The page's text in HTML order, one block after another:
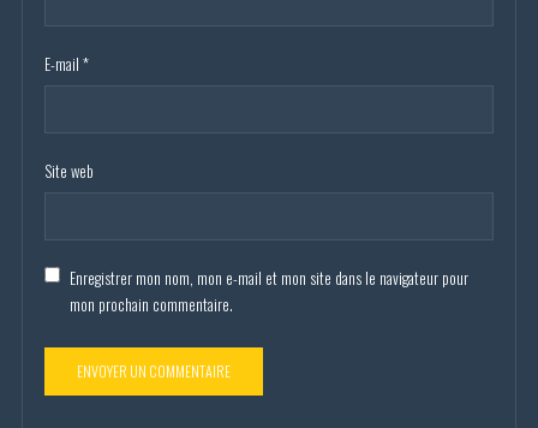
E-mail *
Site web
Enregistrer mon nom, mon e-mail et mon site dans le navigateur pour
mon prochain commentaire.